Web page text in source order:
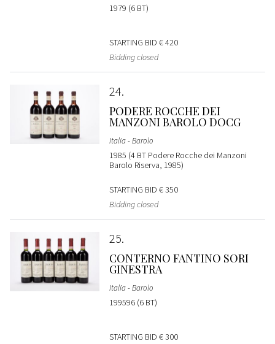
1979 (6 BT)
STARTING BID € 420
Bidding closed
24
PODERE ROCCHE DEI
MANZONI BAROLO DOCG
Italia - Barolo
1985 (4 BT Podere Rocche dei Manzoni
Barolo Riserva, 1985)
STARTING BID € 350
Bidding closed
25
CONTERNO FANTINO SORI
GINESTRA
Italia - Barolo
199596 (6 BT)
STARTING BID € 300